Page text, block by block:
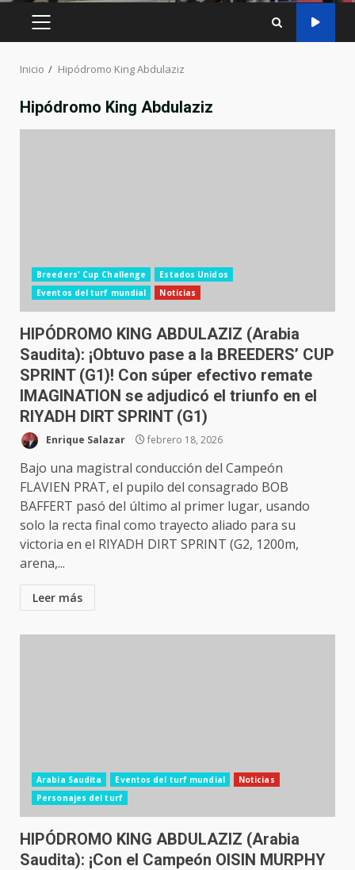
MENÚ
Inicio Hipódromo King Abdulaziz
Hipódromo King Abdulaziz
Breeders' Cup Challenge
Estados Unidos
Eventos del turf mundial
Noticias
HIPÓDROMO KING ABDULAZIZ (Arabia
Saudita): ¡Obtuvo pase a la BREEDERS’ CUP
SPRINT (G1)! Con súper efectivo remate
IMAGINATION se adjudicó el triunfo en el
RIYADH DIRT SPRINT (G1)
Enrique Salazar febrero 18, 2026
Bajo una magistral conducción del Campeón
FLAVIEN PRAT, el pupilo del consagrado BOB
BAFFERT pasó del último al primer lugar, usando
solo la recta final como trayecto aliado para su
victoria en el RIYADH DIRT SPRINT (G2, 1200m,
arena,...
Leer más
Arabia Saudita Eventos del turf mundial
Noticias
Personajes del turf
HIPÓDROMO KING ABDULAZIZ (Arabia
Saudita): ¡Con el Campeón OISIN MURPHY